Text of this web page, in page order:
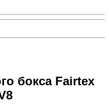
бокса Fairtex